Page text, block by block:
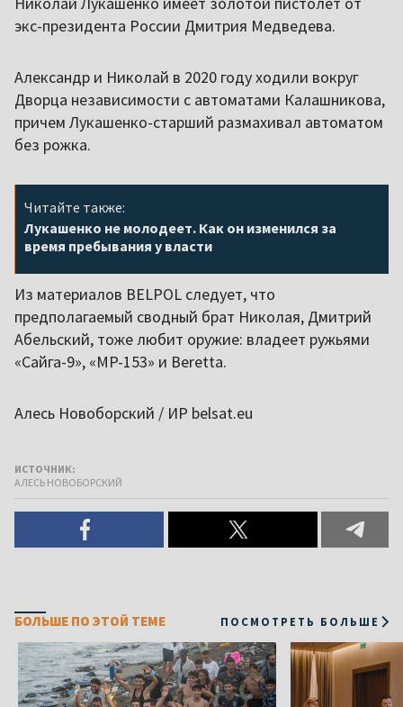
экс-президента России Дмитрия Медведева.
Александр и Николай в 2020 году ходили вокруг
Дворца независимости с автоматами Калашникова,
причем Лукашенко-старший размахивал автоматом
без рожка.
Читайте также:
Лукашенко не молодеет. Как он изменился за
время пребывания у власти
Из материалов BELPOL следует, что
предполагаемый сводный брат Николая, Дмитрий
Абельский, тоже любит оружие: владеет ружьями
«Сайга-9», «MP-153» и Beretta.
Алесь Новоборский / ИР belsat.eu
ИСТОЧНИК:
АЛЕСЬ НОВОБОРСКИЙ
БОЛЬШЕ ПО ЭТОЙ ТЕМЕ ПОСМОТРЕТЬ БОЛЬШЕ